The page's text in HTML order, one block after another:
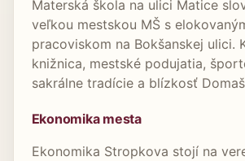
Materská škola na ulici Matice
veľkou mestskou MŠ s
pracoviskom na Bokšanskej ulici.
knižnica, mestské podujatia,
sakrálne tradície a blízkosť
Ekonomika mesta
Ekonomika Stropkova stojí na